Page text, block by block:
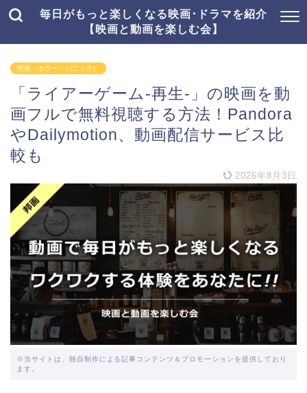
毎日がもっと楽しくなる映画･ドラマを紹介
【映画と動画を楽しむ会】
邦画（ホラー・パニック）
「ライアーゲーム-再生-」の映画を動
画フルで無料視聴する方法！Pandora
やDailymotion、動画配信サービス比
較も
2026年8月3日
※当サイトは、独自制作による記事コンテンツ＆プロモーションを提供しており
ます。